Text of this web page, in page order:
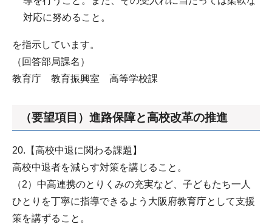
対応に努めること。
を指示しています。
（回答部局課名）
教育庁 教育振興室 高等学校課
（要望項目）進路保障と高校改革の推進
20.【高校中退に関わる課題】
高校中退者を減らす対策を講じること。
（2）中高連携のとりくみの充実など、子どもたち一人
ひとりを丁寧に指導できるよう大阪府教育庁として支援
策を講ずること。